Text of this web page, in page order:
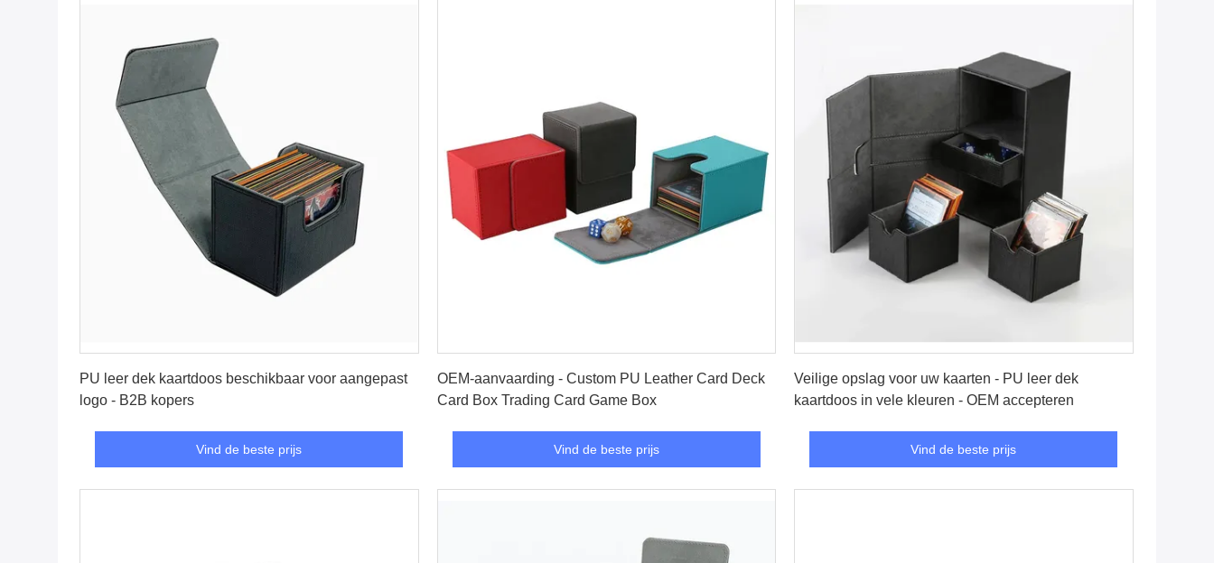
PU leer dek kaartdoos beschikbaar voor aangepast
logo - B2B kopers
Vind de beste prijs
OEM-aanvaarding - Custom PU Leather Card Deck
Card Box Trading Card Game Box
Vind de beste prijs
Veilige opslag voor uw kaarten - PU leer dek
kaartdoos in vele kleuren - OEM accepteren
Vind de beste prijs